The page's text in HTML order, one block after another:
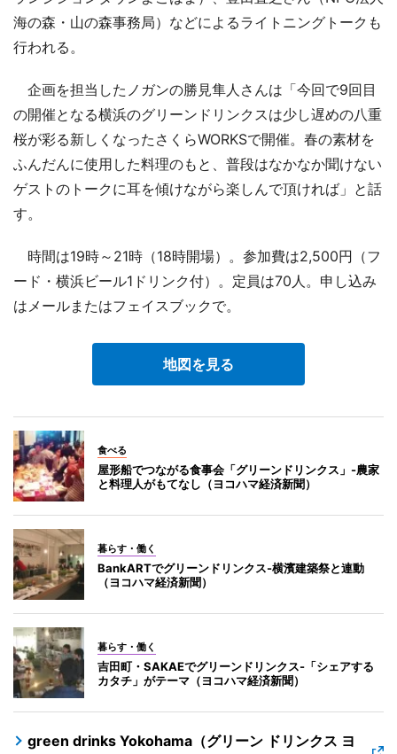
海の森・山の森事務局）などによるライトニングトークも
行われる。
企画を担当したノガンの勝見隼人さんは「今回で9回目
の開催となる横浜のグリーンドリンクスは少し遅めの八重
桜が彩る新しくなったさくらWORKSで開催。春の素材を
ふんだんに使用した料理のもと、普段はなかなか聞けない
ゲストのトークに耳を傾けながら楽しんで頂ければ」と話
す。
時間は19時～21時（18時開場）。参加費は2,500円（フ
ード・横浜ビール1ドリンク付）。定員は70人。申し込み
はメールまたはフェイスブックで。
地図を見る
食べる
屋形船でつながる食事会「グリーンドリンクス」-農家
と料理人がもてなし（ヨコハマ経済新聞）
暮らす・働く
BankARTでグリーンドリンクス-横濱建築祭と連動
（ヨコハマ経済新聞）
暮らす・働く
吉田町・SAKAEでグリーンドリンクス-「シェアする
カタチ」がテーマ（ヨコハマ経済新聞）
green drinks Yokohama（グリーン ドリンクス ヨ